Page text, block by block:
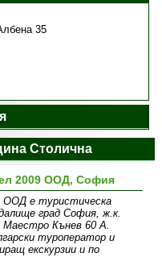
35
Столична
2009 ООД, София
ООД е туристическа
град София, ж.к.
Маестро Кънев 60 А.
туроператор и
екскурзии и по